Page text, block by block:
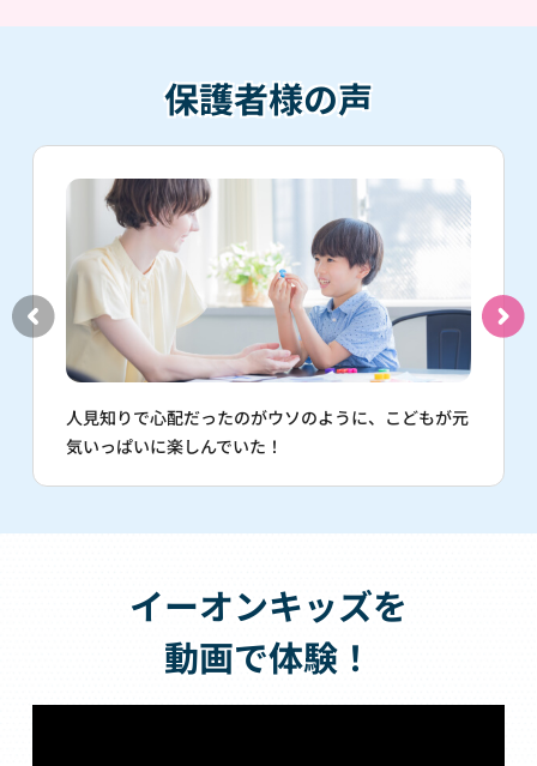
保護者様の声
人見知りで心配だったのがウソのように、こどもが元
気いっぱいに楽しんでいた！
イーオンキッズを
動画で体験！